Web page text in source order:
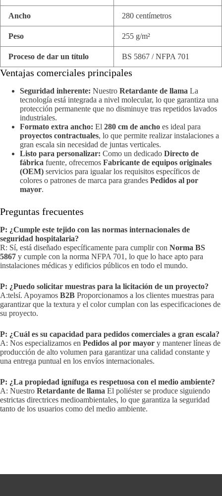
Ancho 280 centímetros
Peso 255 g/m²
Proceso de dar un título BS 5867 / NFPA 701
Ventajas comerciales principales
Seguridad inherente: Nuestro Retardante de llama La
tecnología está integrada a nivel molecular, lo que garantiza una
protección permanente que no disminuye tras repetidos lavados
industriales.
Formato extra ancho: El 280 cm de ancho es ideal para
proyectos contractuales, lo que permite realizar instalaciones a
gran escala sin necesidad de juntas verticales.
Listo para personalizar: Como un dedicado Directo de
fábrica fuente, ofrecemos Fabricante de equipos originales
(OEM) servicios para igualar los requisitos específicos de
colores o patrones de marca para grandes Pedidos al por
mayor.
Preguntas frecuentes
P: ¿Cumple este tejido con las normas internacionales de
seguridad hospitalaria?
R: Sí, está diseñado específicamente para cumplir con Norma BS
5867 y cumple con la norma NFPA 701, lo que lo hace apto para
instalaciones médicas y edificios públicos en todo el mundo.
P: ¿Puedo solicitar muestras para la licitación de un proyecto?
A:telsí. Apoyamos B2B Proporcionamos a los clientes muestras para
garantizar que la textura y el color cumplan con las especificaciones de
su proyecto.
P: ¿Cuál es su capacidad para pedidos comerciales a gran escala?
A: Nos especializamos en Pedidos al por mayor y mantener líneas de
producción de alto volumen para garantizar una calidad constante y
una entrega puntual en los envíos internacionales.
P: ¿La propiedad ignífuga es respetuosa con el medio ambiente?
A: Nuestro Retardante de llama El poliéster se produce siguiendo
estrictas directrices medioambientales, lo que garantiza la seguridad
tanto de los usuarios como del medio ambiente.